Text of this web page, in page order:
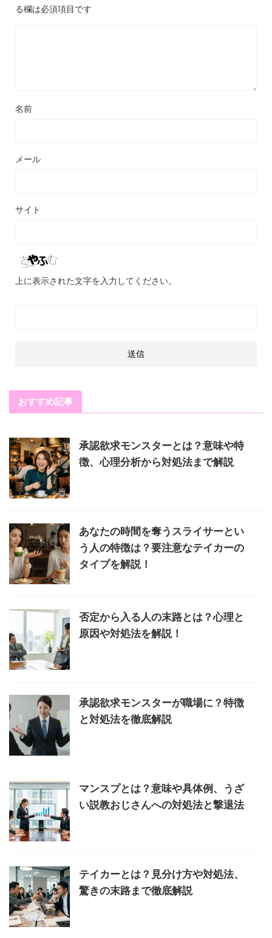
る欄は必須項目です
名前
メール
サイト
上に表示された文字を入力してください。
おすすめ記事
承認欲求モンスターとは？意味や特
徴、心理分析から対処法まで解説
あなたの時間を奪うスライサーとい
う人の特徴は？要注意なテイカーの
タイプを解説！
否定から入る人の末路とは？心理と
原因や対処法を解説！
承認欲求モンスターが職場に？特徴
と対処法を徹底解説
マンスプとは？意味や具体例、うざ
い説教おじさんへの対処法と撃退法
テイカーとは？見分け方や対処法、
驚きの末路まで徹底解説